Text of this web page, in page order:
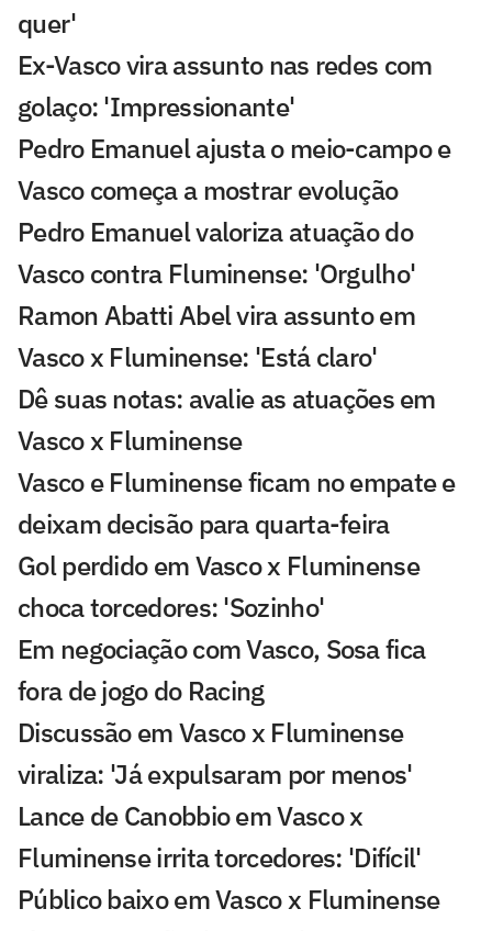
quer'
Ex-Vasco vira assunto nas redes com
golaço: 'Impressionante'
Pedro Emanuel ajusta o meio-campo e
Vasco começa a mostrar evolução
Pedro Emanuel valoriza atuação do
Vasco contra Fluminense: 'Orgulho'
Ramon Abatti Abel vira assunto em
Vasco x Fluminense: 'Está claro'
Dê suas notas: avalie as atuações em
Vasco x Fluminense
Vasco e Fluminense ficam no empate e
deixam decisão para quarta-feira
Gol perdido em Vasco x Fluminense
choca torcedores: 'Sozinho'
Em negociação com Vasco, Sosa fica
fora de jogo do Racing
Discussão em Vasco x Fluminense
viraliza: 'Já expulsaram por menos'
Lance de Canobbio em Vasco x
Fluminense irrita torcedores: 'Difícil'
Público baixo em Vasco x Fluminense